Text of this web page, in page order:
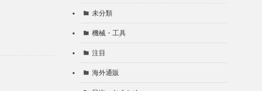
未分類
機械・工具
注目
海外通販